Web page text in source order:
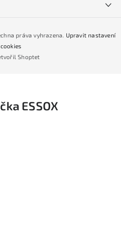
Shoptet
práva vyhrazena. Upravit nastavení
cookies
ESSOX